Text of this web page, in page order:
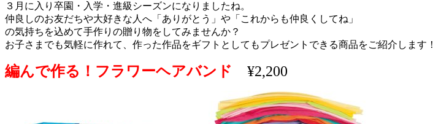
３月に入り卒園・入学・進級シーズンになりましたね。
仲良しのお友だちや大好きな人へ「ありがとう」や「これからも仲良くしてね」
の気持ちを込めて手作りの贈り物をしてみませんか？
お子さまでも気軽に作れて、作った作品をギフトとしてもプレゼントできる商品をご紹介します！
編んで作る！フラワーヘアバンド ¥2,200